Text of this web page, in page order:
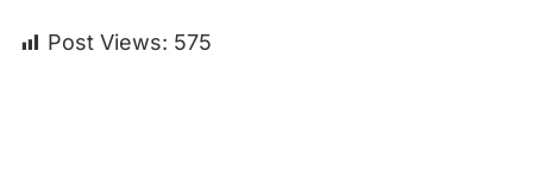
Post Views: 575